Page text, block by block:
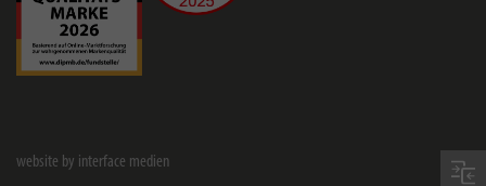
website by interface medien